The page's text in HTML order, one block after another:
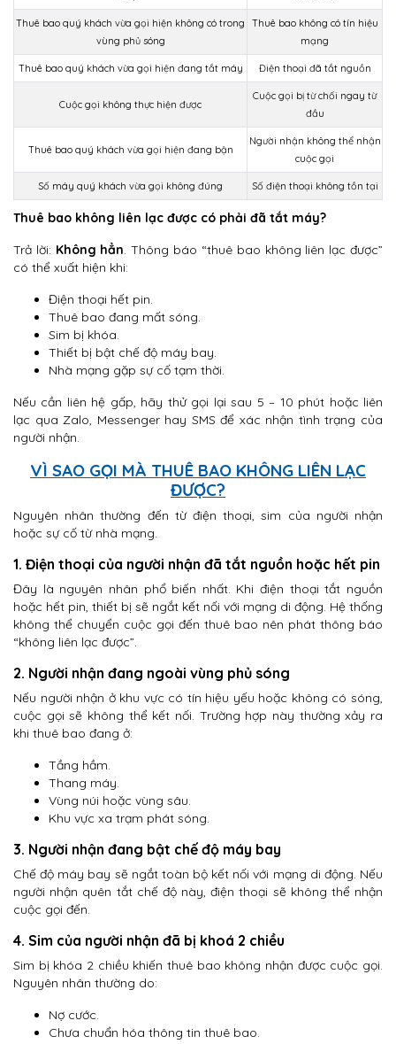
Thuê bao quý khách vừa gọi hiện không có trong
vùng phủ sóng
Thuê bao không có tín hiệu
mạng
Thuê bao quý khách vừa gọi hiện đang tắt máy Điện thoại đã tắt nguồn
Cuộc gọi không thực hiện được
Cuộc gọi bị từ chối ngay từ
đầu
Thuê bao quý khách vừa gọi hiện đang bận
Người nhận không thể nhận
cuộc gọi
Số máy quý khách vừa gọi không đúng Số điện thoại không tồn tại
Thuê bao không liên lạc được có phải đã tắt máy?
Trả lời: Không hẳn. Thông báo “thuê bao không liên lạc được”
có thể xuất hiện khi:
Điện thoại hết pin.
Thuê bao đang mất sóng.
Sim bị khóa.
Thiết bị bật chế độ máy bay.
Nhà mạng gặp sự cố tạm thời.
Nếu cần liên hệ gấp, hãy thử gọi lại sau 5 – 10 phút hoặc liên
lạc qua Zalo, Messenger hay SMS để xác nhận tình trạng của
người nhận.
VÌ SAO GỌI MÀ THUÊ BAO KHÔNG LIÊN LẠC
ĐƯỢC?
Nguyên nhân thường đến từ điện thoại, sim của người nhận
hoặc sự cố từ nhà mạng.
1. Điện thoại của người nhận đã tắt nguồn hoặc hết pin
Đây là nguyên nhân phổ biến nhất. Khi điện thoại tắt nguồn
hoặc hết pin, thiết bị sẽ ngắt kết nối với mạng di động. Hệ thống
không thể chuyển cuộc gọi đến thuê bao nên phát thông báo
“không liên lạc được”.
2. Người nhận đang ngoài vùng phủ sóng
Nếu người nhận ở khu vực có tín hiệu yếu hoặc không có sóng,
cuộc gọi sẽ không thể kết nối. Trường hợp này thường xảy ra
khi thuê bao đang ở:
Tầng hầm.
Thang máy.
Vùng núi hoặc vùng sâu.
Khu vực xa trạm phát sóng.
3. Người nhận đang bật chế độ máy bay
Chế độ máy bay sẽ ngắt toàn bộ kết nối với mạng di động. Nếu
người nhận quên tắt chế độ này, điện thoại sẽ không thể nhận
cuộc gọi đến.
4. Sim của người nhận đã bị khoá 2 chiều
Sim bị khóa 2 chiều khiến thuê bao không nhận được cuộc gọi.
Nguyên nhân thường do:
Nợ cước.
Chưa chuẩn hóa thông tin thuê bao.